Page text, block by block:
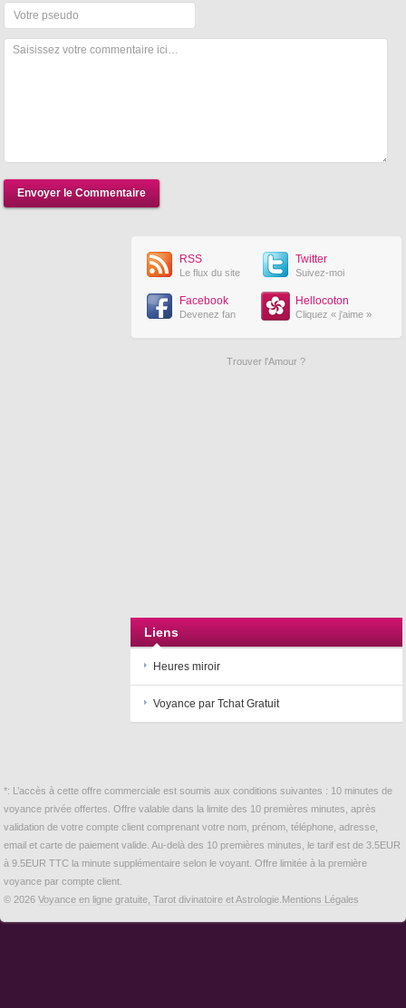
Envoyer le Commentaire
RSS
Le flux du site
Twitter
Suivez-moi
Facebook
Devenez fan
Hellocoton
Cliquez « j'aime »
Trouver l'Amour ?
Liens
Heures miroir
Voyance par Tchat Gratuit
*: L’accès à cette offre commerciale est soumis aux conditions suivantes : 10 minutes de
voyance privée offertes. Offre valable dans la limite des 10 premières minutes, après
validation de votre compte client comprenant votre nom, prénom, téléphone, adresse,
email et carte de paiement valide. Au-delà des 10 premières minutes, le tarif est de 3.5EUR
à 9.5EUR TTC la minute supplémentaire selon le voyant. Offre limitée à la première
voyance par compte client.
© 2026Voyance en ligne gratuite, Tarot divinatoire et Astrologie Mentions Légales